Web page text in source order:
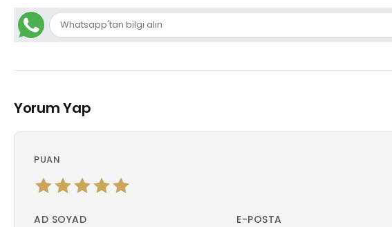
Yorum Yap
PUAN
AD SOYAD E-POSTA